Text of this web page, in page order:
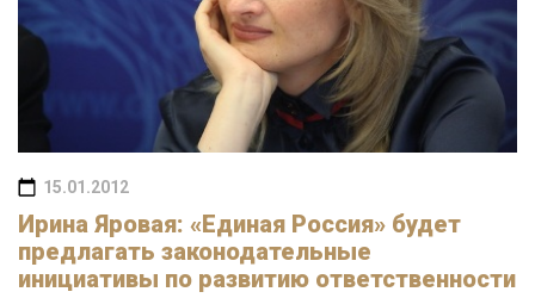
15.01.2012
Ирина Яровая: «Единая Россия» будет
предлагать законодательные
инициативы по развитию ответственности